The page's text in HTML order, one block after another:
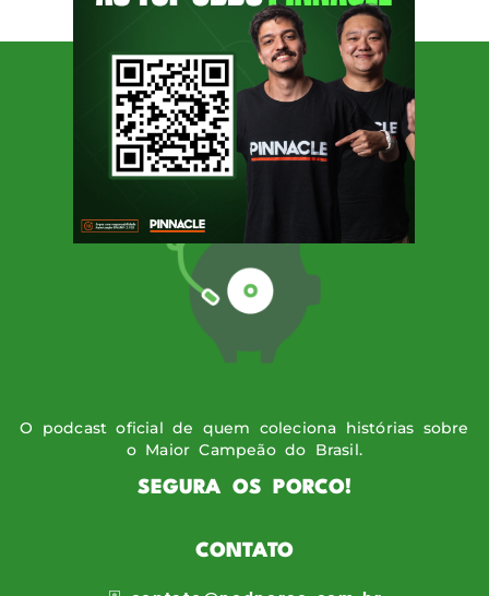
com a camisa […]
SIGA O PODPORCO
O podcast oficial de quem coleciona histórias sobre
o Maior Campeão do Brasil.
SEGURA OS PORCO!
CONTATO